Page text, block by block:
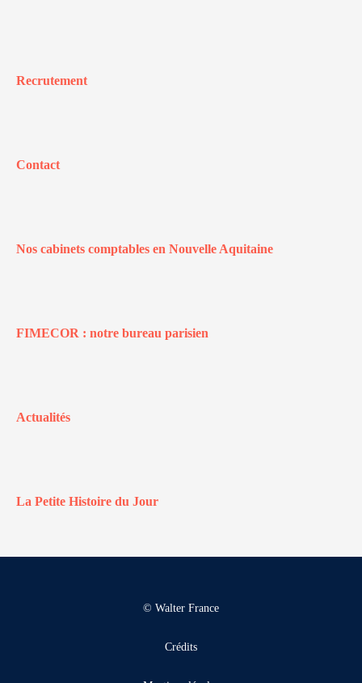
Recrutement
Contact
Nos cabinets comptables en Nouvelle Aquitaine
FIMECOR : notre bureau parisien
Actualités
La Petite Histoire du Jour
© Walter France
Crédits